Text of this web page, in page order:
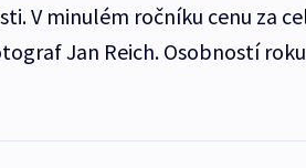
V minulém ročníku cenu za
Jan Reich. Osobností